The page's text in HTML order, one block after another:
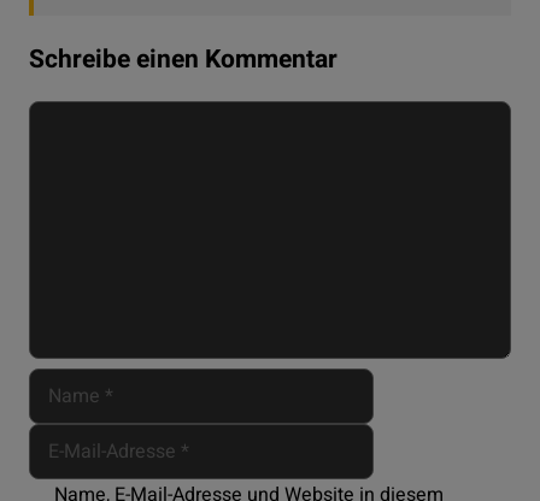
Schreibe einen Kommentar
Kommentar
Name
E-
Name, E-Mail-Adresse und Website in diesem
Website